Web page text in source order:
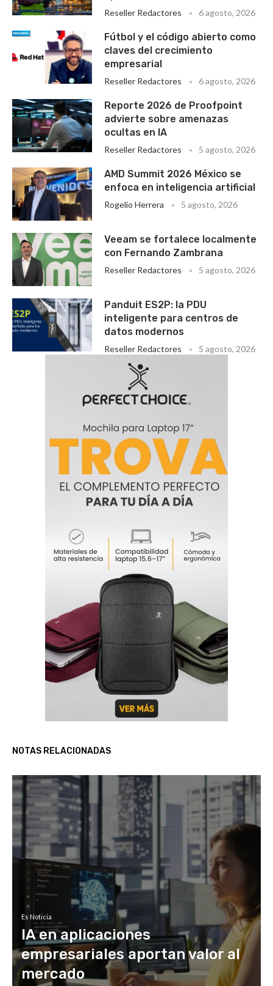
Reseller Redactores 6 agosto, 2026
Fútbol y el código abierto como
claves del crecimiento
empresarial
Reseller Redactores 6 agosto, 2026
Reporte 2026 de Proofpoint
advierte sobre amenazas
ocultas en IA
Reseller Redactores 5 agosto, 2026
AMD Summit 2026 México se
enfoca en inteligencia artificial
Rogelio Herrera 5 agosto, 2026
Veeam se fortalece localmente
con Fernando Zambrana
Reseller Redactores 5 agosto, 2026
Panduit ES2P: la PDU
inteligente para centros de
datos modernos
Reseller Redactores 5 agosto, 2026
NOTAS RELACIONADAS
Es Noticia
IA en aplicaciones
empresariales aportan valor al
mercado